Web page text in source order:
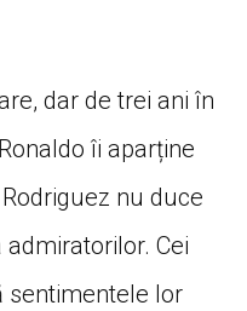
dar de trei ani în
îi aparține
nu duce
admiratorilor. Cei
sentimentele lor